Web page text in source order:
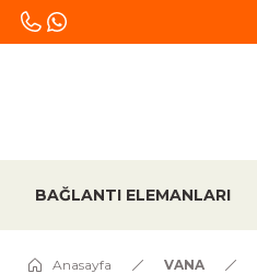
BAĞLANTI ELEMANLARI
Anasayfa VANA